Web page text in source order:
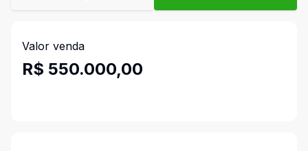
Valor venda
R$ 550.000,00